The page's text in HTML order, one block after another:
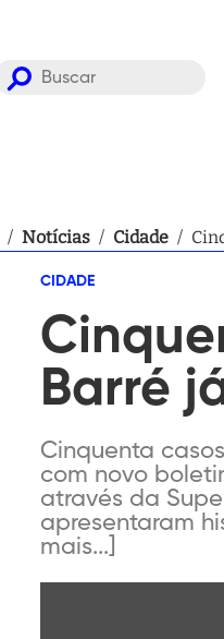
/ Notícias / Cidade /
CIDADE
Barré
Cinquenta
com novo
através da
apresentaram
mais...]